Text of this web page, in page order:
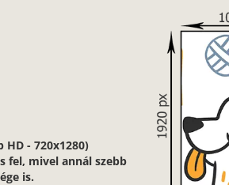
HD - 720x1280)
fel, mivel annál szebb
is.